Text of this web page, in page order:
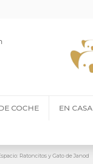
COCHE EN CASA
Ratoncitos y Gato de Janod